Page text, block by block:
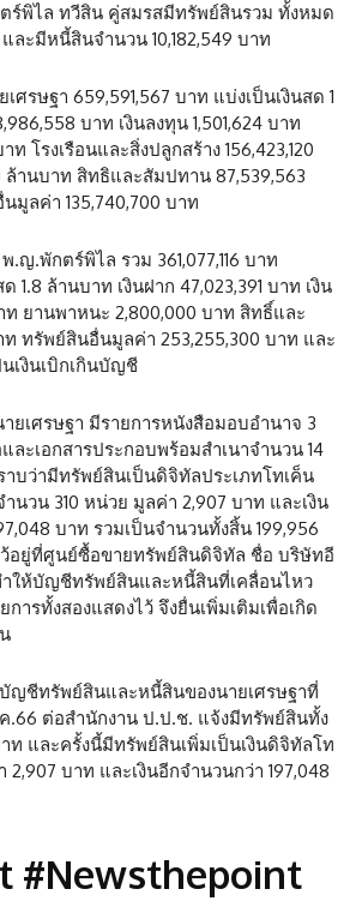
ร์พิไล ทวีสิน คู่สมรสมีทรัพย์สินรวม ทั้งหมด
ละมีหนี้สินจำนวน 10,182,549 บาท
ศรษฐา 659,591,567 บาท แบ่งเป็นเงินสด 1
บาท เงินลงทุน 1,501,624 บาท
โรงเรือนและสิ่งปลูกสร้าง 156,423,120
านบาท สิทธิและสัมปทาน 87,539,563
มูลค่า 135,740,700 บาท
.พักตร์พิไล รวม 361,077,116 บาท
1.8 ล้านบาท เงินฝาก 47,023,391 บาท เงิน
ท ยานพาหนะ 2,800,000 บาท สิทธิ์และ
ท ทรัพย์สินอื่นมูลค่า 253,255,300 บาท และ
เงินเบิกเกินบัญชี
ยเศรษฐา มีรายการหนังสือมอบอำนาจ 3
ะเอกสารประกอบพร้อมสำเนาจำนวน 14
าบว่ามีทรัพย์สินเป็นดิจิทัลประเภทโทเค็น
นวน 310 หน่วย มูลค่า 2,907 บาท และเงิน
บาท รวมเป็นจำนวนทั้งสิ้น 199,956
อยู่ที่ศูนย์ซื้อขายทรัพย์สินดิจิทัล ชื่อ บริษัทอี
ำให้บัญชีทรัพย์สินและหนี้สินที่เคลื่อนไหว
ารทั้งสองแสดงไว้ จึงยื่นเพิ่มเติมเพื่อเกิด
ญชีทรัพย์สินและหนี้สินของนายเศรษฐาที่
.66 ต่อสำนักงาน ป.ป.ช. แจ้งมีทรัพย์สินทั้ง
าท และครั้งนี้มีทรัพย์สินเพิ่มเป็นเงินดิจิทัลโท
2,907 บาท และเงินอีกจำนวนกว่า 197,048
#Newsthepoint